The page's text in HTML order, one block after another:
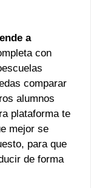
a
con
comparar
alumnos
plataforma te
mejor se
para que
de forma